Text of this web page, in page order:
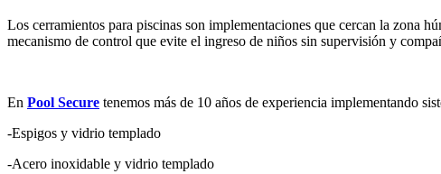
Los cerramientos para piscinas son implementaciones que cercan la zona
mecanismo de control que evite el ingreso de niños sin supervisión y
En Pool Secure tenemos más de 10 años de experiencia implementando
-Espigos y vidrio templado
-Acero inoxidable y vidrio templado